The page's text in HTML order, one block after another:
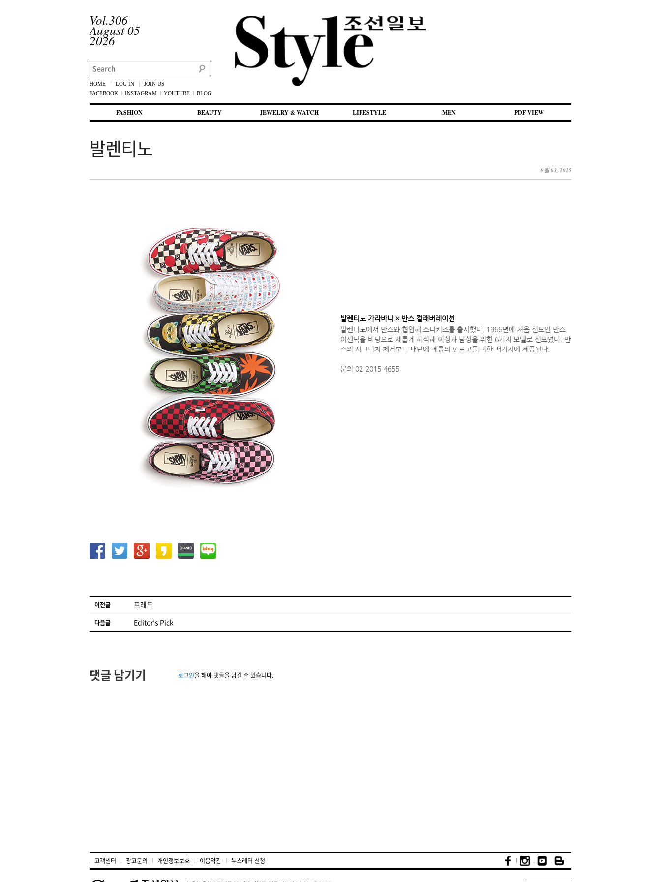
Vol.306
August 05
2026
Search
HOME LOG IN
JOIN US
FACEBOOK
INSTAGRAM YOUTUBE BLOG
첫번째 컨텐츠로 뛰어넘기
두번째 컨텐츠로 뛰어넘기
FASHION BEAUTY JEWELRY & WATCH LIFESTYLE MEN PDF VIEW
발렌티노
9월 03, 2025
발렌티노 가라바니 × 반스 컬래버레이션
발렌티노에서 반스와 협업해 스니커즈를 출시했다. 1966년에 처음 선보인 반스
어센틱을 바탕으로 새롭게 해석해 여성과 남성을 위한 6가지 모델로 선보였다. 반
스의 시그너처 체커보드 패턴에 메종의 V 로고를 더한 패키지에 제공된다.
문의 02-2015-4655
글 네비게이션
이전글 프레드
다음글 Editor’s Pick
댓글 남기기 로그인을 해야 댓글을 남길 수 있습니다.
고객센터 광고문의 개인정보보호 이용약관 뉴스레터 신청